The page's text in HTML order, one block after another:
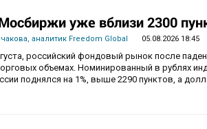
уже вблизи 2300
аналитик Freedom Global 05.08.2026 18:45
российский фондовый рынок после
объемах. Номинированный в рублях
поднялся на 1%, выше 2290 пунктов, а